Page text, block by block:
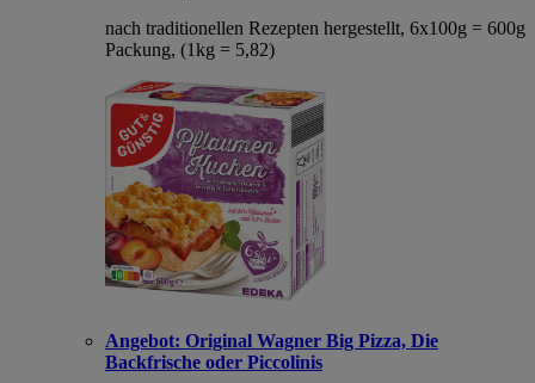
nach traditionellen Rezepten hergestellt, 6x100g = 600g
Packung, (1kg = 5,82)
Angebot: Original Wagner Big Pizza, Die
Backfrische oder Piccolinis